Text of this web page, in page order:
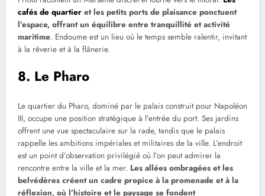
cafés de quartier et les petits ports de plaisance ponctuent
l’espace, offrant un équilibre entre tranquillité et activité
maritime. Endoume est un lieu où le temps semble ralentir, invitant
à la rêverie et à la flânerie.
8. Le Pharo
Le quartier du Pharo, dominé par le palais construit pour Napoléon
III, occupe une position stratégique à l’entrée du port. Ses jardins
offrent une vue spectaculaire sur la rade, tandis que le palais
rappelle les ambitions impériales et militaires de la ville. L’endroit
est un point d’observation privilégié où l’on peut admirer la
rencontre entre la ville et la mer. Les allées ombragées et les
belvédères créent un cadre propice à la promenade et à la
réflexion, où l’histoire et le paysage se fondent